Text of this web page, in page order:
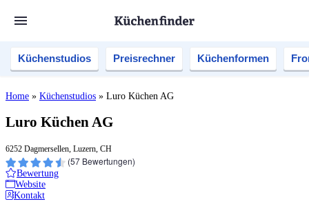
Küchenstudios Preisrechner Küchenformen
Home » Küchenstudios » Luro Küchen AG
Luro Küchen AG
6252 Dagmersellen, Luzern, CH
(57 Bewertungen)
Bewertung
Website
Kontakt